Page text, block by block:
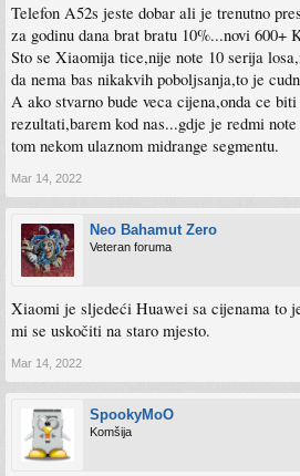
Telefon A52s jeste dobar ali je trenutno
za godinu dana brat bratu 10%...novi
Sto se Xiaomija tice,nije note 10 serija
da nema bas nikakvih poboljsanja,to je
A ako stvarno bude veca cijena,onda ce
rezultati,barem kod nas...gdje je redmi
tom nekom ulaznom midrange segmentu.
Mar 14, 2022
Neo Bahamut Zero
Veteran foruma
Xiaomi je sljedeći Huawei sa cijenama to
mi se uskočiti na staro mjesto.
Mar 14, 2022
SpookyMoO
Komšija